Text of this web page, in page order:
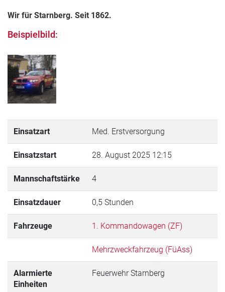
Wir für Starnberg. Seit 1862.
Beispielbild:
Einsatzart Med. Erstversorgung
Einsatzstart 28. August 2025 12:15
Mannschaftstärke 4
Einsatzdauer 0,5 Stunden
Fahrzeuge 1. Kommandowagen (ZF)
Mehrzweckfahrzeug (FüAss)
Alarmierte
Einheiten
Feuerwehr Starnberg